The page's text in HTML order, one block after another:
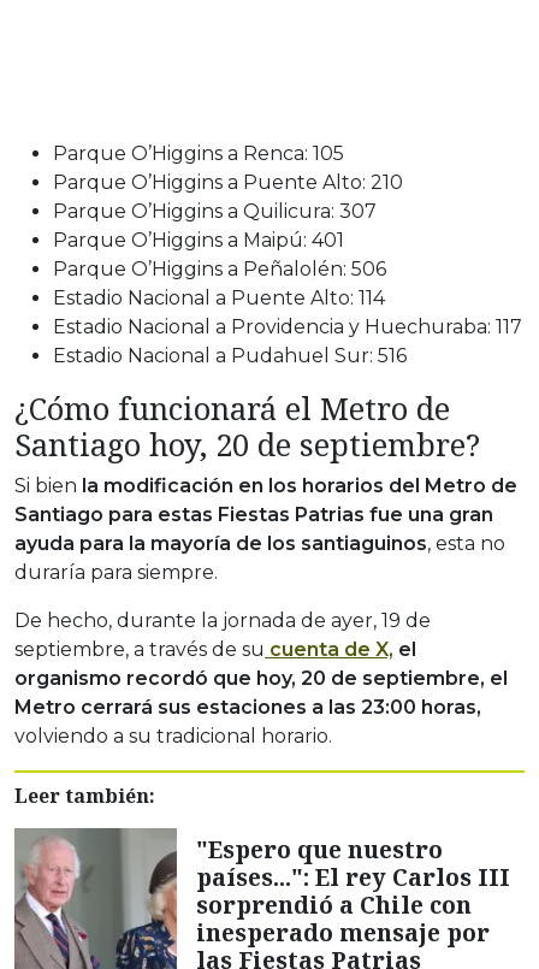
Parque O’Higgins a Renca: 105
Parque O’Higgins a Puente Alto: 210
Parque O’Higgins a Quilicura: 307
Parque O’Higgins a Maipú: 401
Parque O’Higgins a Peñalolén: 506
Estadio Nacional a Puente Alto: 114
Estadio Nacional a Providencia y Huechuraba: 117
Estadio Nacional a Pudahuel Sur: 516
¿Cómo funcionará el Metro de
Santiago hoy, 20 de septiembre?
Si bien la modificación en los horarios del Metro de
Santiago para estas Fiestas Patrias fue una gran
ayuda para la mayoría de los santiaguinos, esta no
duraría para siempre.
De hecho, durante la jornada de ayer, 19 de
septiembre, a través de su cuenta de X, el
organismo recordó que hoy, 20 de septiembre, el
Metro cerrará sus estaciones a las 23:00 horas,
volviendo a su tradicional horario.
Leer también:
"Espero que nuestro
países...": El rey Carlos III
sorprendió a Chile con
inesperado mensaje por
las Fiestas Patrias